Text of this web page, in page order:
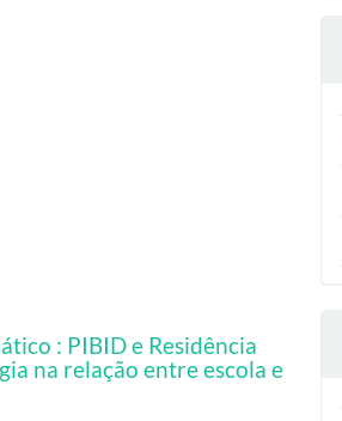
: PIBID e Residência
na relação entre escola e